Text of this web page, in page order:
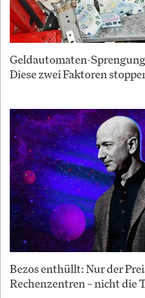
Geldautomaten-
Diese zwei Faktoren
Bezos enthüllt: Nur der
Rechenzentren – nicht die